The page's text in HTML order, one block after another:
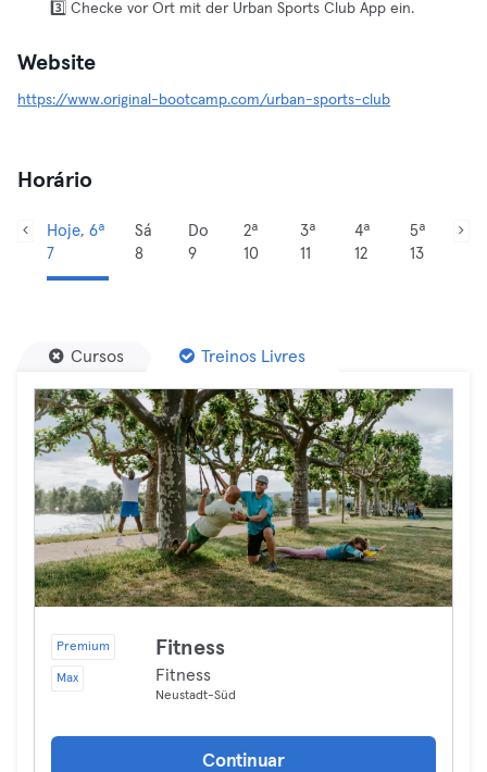
3️⃣ Checke vor Ort mit der Urban Sports Club App ein.
Website
https://www.original-bootcamp.com/urban-sports-club
Horário
Hoje, 6ª
7
Sá
8
Do
9
2ª
10
3ª
11
4ª
12
5ª
13
Cursos Treinos Livres
Premium
Max
Fitness
Fitness
Neustadt-Süd
Continuar